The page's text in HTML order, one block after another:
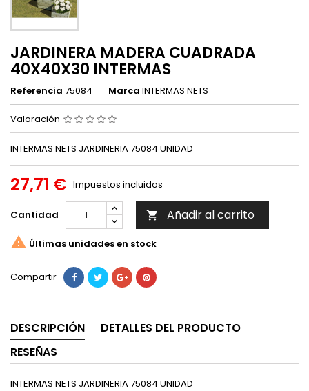
JARDINERA MADERA CUADRADA
40X40X30 INTERMAS
Referencia 75084 Marca INTERMAS NETS
Valoración
INTERMAS NETS JARDINERIA 75084 UNIDAD
27,71 € Impuestos incluidos
Cantidad  Añadir al carrito
 Últimas unidades en stock
Compartir
DESCRIPCIÓN
DETALLES DEL PRODUCTO
RESEÑAS
INTERMAS NETS JARDINERIA 75084 UNIDAD